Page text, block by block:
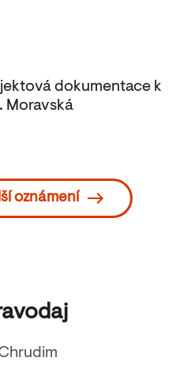
dokumentace k
Moravská
oznámení